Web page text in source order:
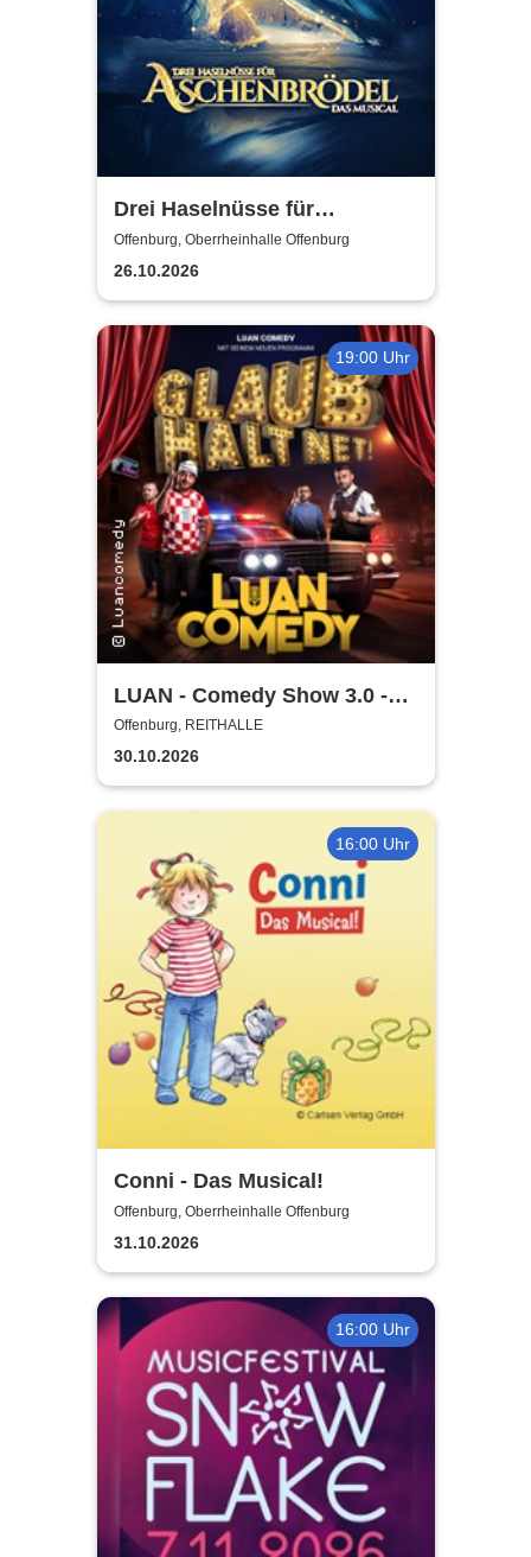
Drei Haselnüsse für
Aschenbrödel - Das Musical
Offenburg, Oberrheinhalle Offenburg
26.10.2026
19:00 Uhr
LUAN - Comedy Show 3.0 -
Glaub halt net!
Offenburg, REITHALLE
30.10.2026
16:00 Uhr
Conni - Das Musical!
Offenburg, Oberrheinhalle Offenburg
31.10.2026
16:00 Uhr